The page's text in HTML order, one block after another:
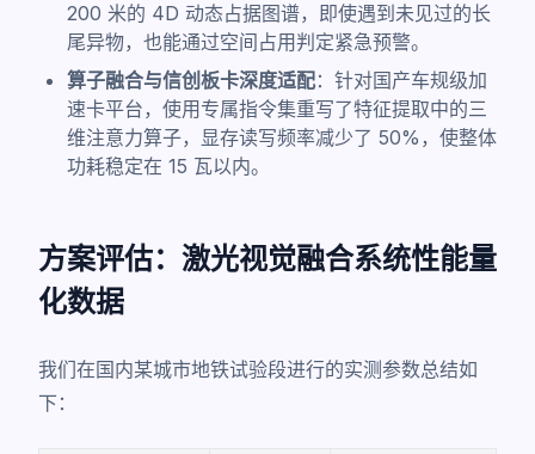
200 米的 4D 动态占据图谱，即使遇到未见过的长
尾异物，也能通过空间占用判定紧急预警。
算子融合与信创板卡深度适配：针对国产车规级加
速卡平台，使用专属指令集重写了特征提取中的三
维注意力算子，显存读写频率减少了 50%，使整体
功耗稳定在 15 瓦以内。
方案评估：激光视觉融合系统性能量
化数据
我们在国内某城市地铁试验段进行的实测参数总结如
下：